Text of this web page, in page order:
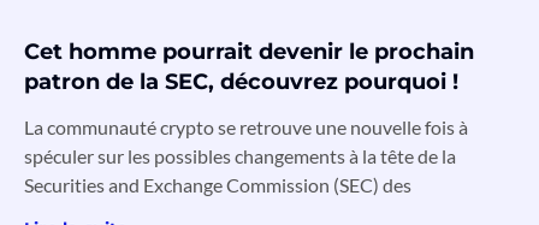
Cet homme pourrait devenir le prochain
patron de la SEC, découvrez pourquoi !
La communauté crypto se retrouve une nouvelle fois à
spéculer sur les possibles changements à la tête de la
Securities and Exchange Commission (SEC) des